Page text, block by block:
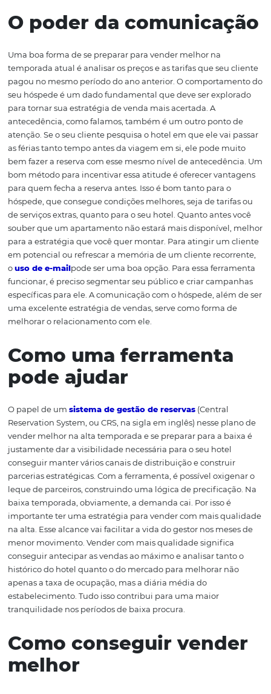
colocada em prática. Quando as pessoas tiram férias,
acontece da noite para o dia; ela se torna realidade
uma etapa de pesquisas, avaliações, orçamentos até
enfim, na tomada de decisão. Em média, as reservas
costumam ser feitas com 30 ou até 45 dias de
importante montar o seu plano de ação pensando
que começou a fazer as pesquisas quase dois meses
para o qual a viagem está marcada.
O poder da
Uma boa forma de se preparar para vender melhor na
temporada atual é analisar os preços e as tarifas que
pagou no mesmo período do ano anterior. O
seu hóspede é um dado fundamental que deve ser
para tornar sua estratégia de venda mais acertada. A
antecedência, como falamos, também é um outro
atenção. Se o seu cliente pesquisa o hotel em que ele
bem fazer a reserva com esse mesmo nível de
bom método para incentivar essa atitude é oferecer
para quem fecha a reserva antes. Isso é bom tanto para
de serviços extras, quanto para o seu hotel. Quanto
souber que um apartamento não estará mais
para a estratégia que você quer montar. Para atingir
em potencial ou refrescar a memória de um cliente
ouso de e-mailpode ser uma boa opção. Para essa
funcionar, é preciso segmentar seu público e criar
específicas para ele. A comunicação com o hóspede,
uma excelente estratégia de vendas, serve como forma
melhorar o relacionamento com ele.
Como uma
pode ajudar
O papel de umsistema de gestão de reservas(Central
Reservation System, ou CRS, na sigla em inglês) nesse